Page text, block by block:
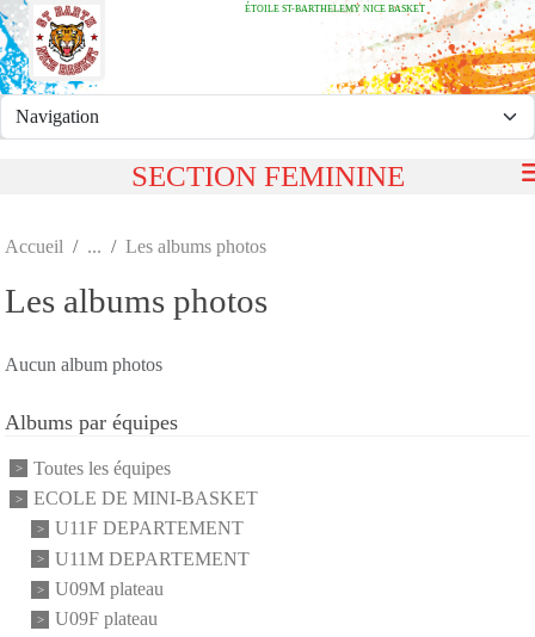
ÉTOILE ST-BARTHELEMY NICE BASKET
SECTION FEMININE
Accueil Les albums photos
Les albums photos
Aucun album photos
Albums par équipes
Toutes les équipes
ECOLE DE MINI-BASKET
U11F DEPARTEMENT
U11M DEPARTEMENT
U09M plateau
U09F plateau
Panneau de gestion des cookies